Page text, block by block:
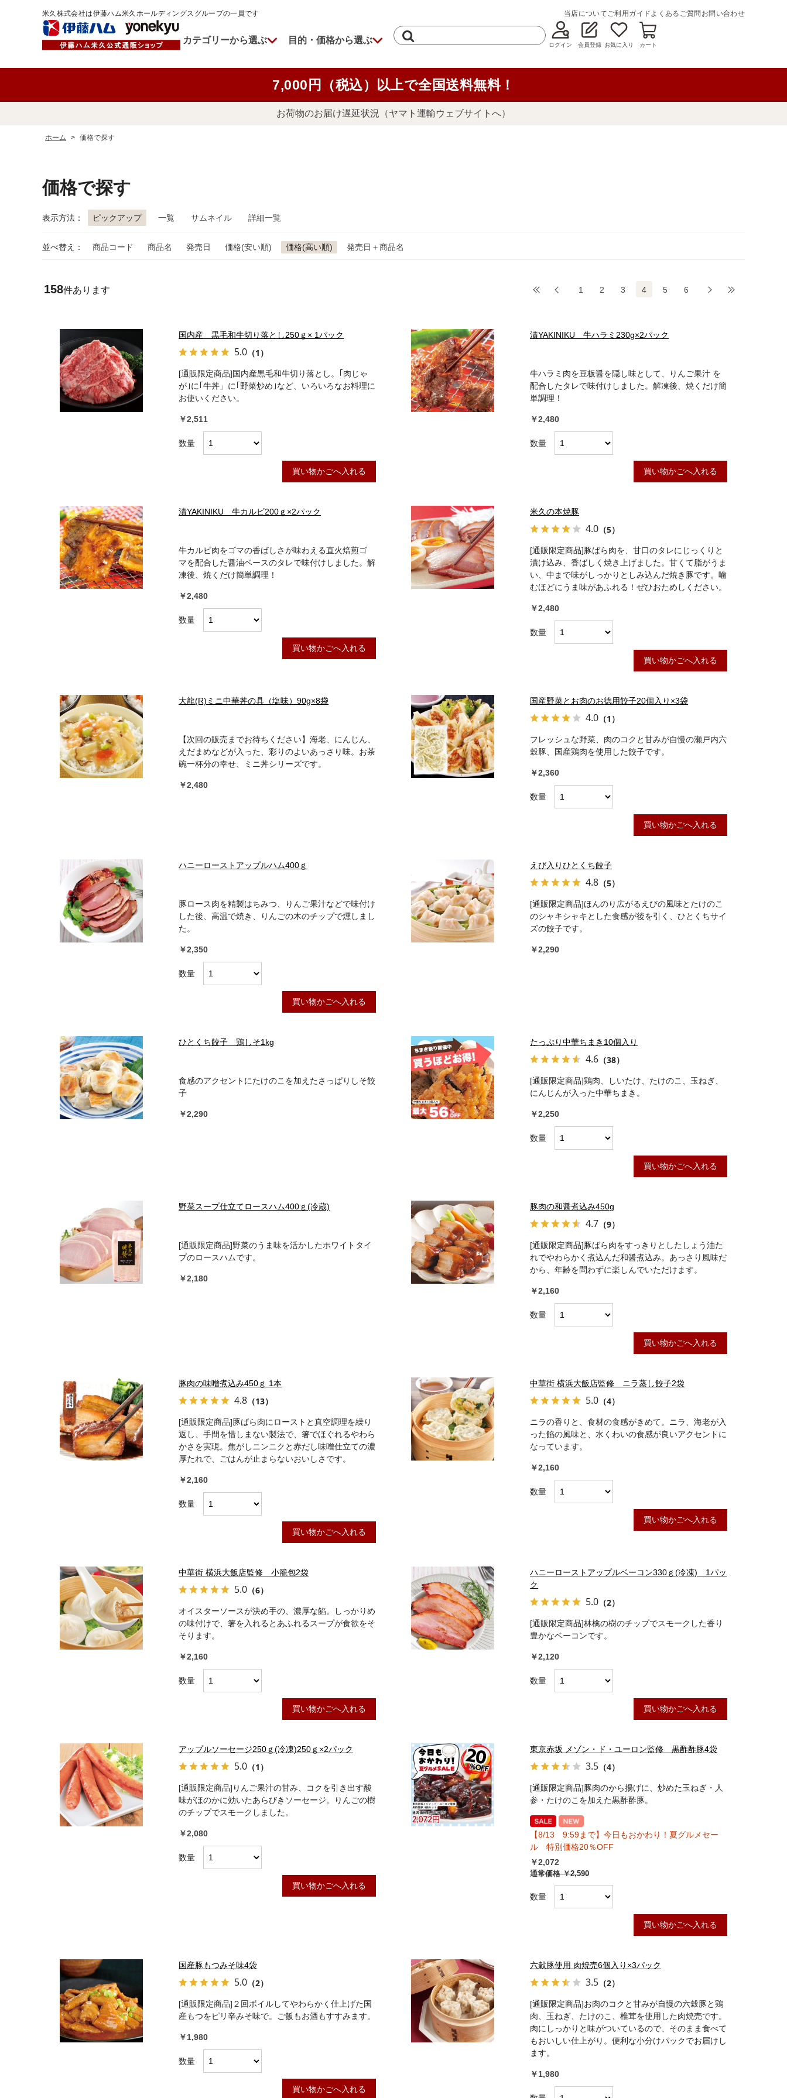
米久株式会社は伊藤ハム米久ホールディングスグループの一員です 当店についてご利用ガイドよくあるご質問 お問い合わせ
カテゴリーから選ぶ 目的・価格から選ぶ ログイン 会員登録 お気に入り カート
7,000円（税込）以上で全国送料無料！
お荷物のお届け遅延状況（ヤマト運輸ウェブサイトへ）
ホーム > 価格で探す
価格で探す
表示方法： ピックアップ 一覧 サムネイル 詳細一覧
並べ替え： 商品コード 商品名 発売日 価格(安い順) 価格(高い順) 発売日＋商品名
158件あります 最初 1 2 3 4 5 6
国内産 黒毛和牛切り落とし250ｇ× 1パック
5.0 （1）
[通販限定商品]国内産黒毛和牛切り落とし。｢肉じゃ
が｣に｢牛丼」に｢野菜炒め｣など、いろいろなお料理に
お使いください。
￥2,511
数量
買い物かごへ入れる
漬YAKINIKU 牛ハラミ230g×2パック
牛ハラミ肉を豆板醤を隠し味として、りんご果汁 を
配合したタレで味付けしました。解凍後、焼くだけ簡
単調理！
￥2,480
数量
買い物かごへ入れる
漬YAKINIKU 牛カルビ200ｇ×2パック
牛カルビ肉をゴマの香ばしさが味わえる直火焙煎ゴ
マを配合した醤油ベースのタレで味付けしました。解
凍後、焼くだけ簡単調理！
￥2,480
数量
買い物かごへ入れる
米久の本焼豚
4.0 （5）
[通販限定商品]豚ばら肉を、甘口のタレにじっくりと
漬け込み、香ばしく焼き上げました。甘くて脂がうま
い、中まで味がしっかりとしみ込んだ焼き豚です。噛
むほどにうま味があふれる！ぜひおためしください。
￥2,480
数量
買い物かごへ入れる
大龍(R)ミニ中華丼の具（塩味）90g×8袋
【次回の販売までお待ちください】海老、にんじん、
えだまめなどが入った、彩りのよいあっさり味。お茶
碗一杯分の幸せ、ミニ丼シリーズです。
￥2,480
国産野菜とお肉のお徳用餃子20個入り×3袋
4.0 （1）
フレッシュな野菜、肉のコクと甘みが自慢の瀬戸内六
穀豚、国産鶏肉を使用した餃子です。
￥2,360
数量
買い物かごへ入れる
ハニーローストアップルハム400ｇ
豚ロース肉を精製はちみつ、りんご果汁などで味付け
した後、高温で焼き、りんごの木のチップで燻しまし
た。
￥2,350
数量
買い物かごへ入れる
えび入りひとくち餃子
4.8 （5）
[通販限定商品]ほんのり広がるえびの風味とたけのこ
のシャキシャキとした食感が後を引く、ひとくちサイ
ズの餃子です。
￥2,290
ひとくち餃子 鶏しそ1kg
食感のアクセントにたけのこを加えたさっぱりしそ餃
子
￥2,290
たっぷり中華ちまき10個入り
4.6 （38）
[通販限定商品]鶏肉、しいたけ、たけのこ、玉ねぎ、
にんじんが入った中華ちまき。
￥2,250
数量
買い物かごへ入れる
野菜スープ仕立てロースハム400ｇ(冷蔵)
[通販限定商品]野菜のうま味を活かしたホワイトタイ
プのロースハムです。
￥2,180
豚肉の和醤煮込み450g
4.7 （9）
[通販限定商品]豚ばら肉をすっきりとしたしょう油た
れでやわらかく煮込んだ和醤煮込み。あっさり風味だ
から、年齢を問わずに楽しんでいただけます。
￥2,160
数量
買い物かごへ入れる
豚肉の味噌煮込み450ｇ 1本
4.8 （13）
[通販限定商品]豚ばら肉にローストと真空調理を繰り
返し、手間を惜しまない製法で、箸でほぐれるやわら
かさを実現。焦がしニンニクと赤だし味噌仕立ての濃
厚たれで、ごはんが止まらないおいしさです。
￥2,160
数量
買い物かごへ入れる
中華街 横浜大飯店監修 ニラ蒸し餃子2袋
5.0 （4）
ニラの香りと、食材の食感がきめて。ニラ、海老が入
った餡の風味と、水くわいの食感が良いアクセントに
なっています。
￥2,160
数量
買い物かごへ入れる
中華街 横浜大飯店監修 小籠包2袋
5.0 （6）
オイスターソースが決め手の、濃厚な餡。しっかりめ
の味付けで、箸を入れるとあふれるスープが食欲をそ
そります。
￥2,160
数量
買い物かごへ入れる
ハニーローストアップルベーコン330ｇ(冷凍) 1パッ
ク
5.0 （2）
[通販限定商品]林檎の樹のチップでスモークした香り
豊かなベーコンです。
￥2,120
数量
買い物かごへ入れる
アップルソーセージ250ｇ(冷凍)250ｇ×2パック
5.0 （1）
[通販限定商品]りんご果汁の甘み、コクを引き出す酸
味がほのかに効いたあらびきソーセージ。りんごの樹
のチップでスモークしました。
￥2,080
数量
買い物かごへ入れる
東京赤坂 メゾン・ド・ユーロン監修 黒酢酢豚4袋
3.5 （4）
[通販限定商品]豚肉のから揚げに、炒めた玉ねぎ・人
参・たけのこを加えた黒酢酢豚。
【8/13 9:59まで】今日もおかわり！夏グルメセー
ル 特別価格20％OFF
￥2,072
通常価格￥2,590
数量
買い物かごへ入れる
国産豚もつみそ味4袋
5.0 （2）
[通販限定商品]２回ボイルしてやわらかく仕上げた国
産もつをピリ辛みそ味で。ご飯もお酒もすすみます。
￥1,980
数量
買い物かごへ入れる
六穀豚使用 肉焼売6個入り×3パック
3.5 （2）
[通販限定商品]お肉のコクと甘みが自慢の六穀豚と鶏
肉、玉ねぎ、たけのこ、椎茸を使用した肉焼売です。
肉にしっかりと味がついているので、そのまま食べて
もおいしい仕上がり。便利な小分けパックでお届けし
ます。
￥1,980